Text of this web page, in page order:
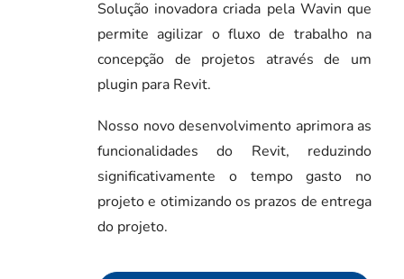
Solução inovadora criada pela Wavin que
permite agilizar o fluxo de trabalho na
concepção de projetos através de um
plugin para Revit.
Nosso novo desenvolvimento aprimora as
funcionalidades do Revit, reduzindo
significativamente o tempo gasto no
projeto e otimizando os prazos de entrega
do projeto.